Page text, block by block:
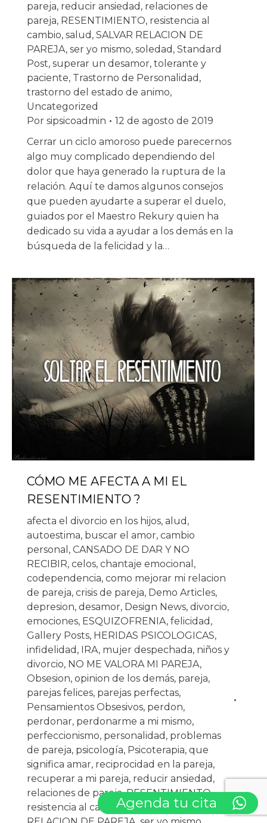
pareja, reducir ansiedad , relaciones de
pareja, RESENTIMIENTO, resistencia al
cambio, salud , SALVAR RELACION DE
PAREJA, ser yo mismo, soledad , Standard
Post, superar un desamor, tolerante y
paciente, Trastorno de Personalidad ,
trastorno del estado de animo,
Uncategorized
Por sipsicoadmin
12 de agosto de 2019
Cerrar un ciclo amoroso puede parecernos
algo muy complicado dependiendo del
dolor que haya generado la ruptura de la
relación. Aquí te damos algunos consejos
que pueden ayudarte a superar el duelo,
guiados por el Maestro Rekury quien ha
dedicado su vida a ayudar a los demás en la
búsqueda de la felicidad y la…
CÓMO ME AFECTA A MI EL
RESENTIMIENTO ?
afecta el divorcio en los hijos, alud ,
autoestima, buscar el amor, cambio
personal , CANSADO DE DAR Y NO
RECIBIR, celos, chantaje emocional ,
codependencia, como mejorar mi relacion
de pareja, crisis de pareja, Demo Articles,
depresion, desamor, Design News, divorcio,
emociones, ESQUIZOFRENIA, felicidad ,
Gallery Posts, HERIDAS PSICOLOGICAS,
infidelidad , IRA, mujer despechada, niños y
divorcio, NO ME VALORA MI PAREJA,
Obsesion, opinion de los demás, pareja,
parejas felices, parejas perfectas,
Pensamientos Obsesivos, perdon,
perdonar, perdonarme a mi mismo,
perfeccionismo, personalidad , problemas
de pareja, psicología, Psicoterapia, que
significa amar, reciprocidad en la pareja,
recuperar a mi pareja, reducir ansiedad ,
relaciones de pareja,RESENTIMIENTO,
resistencia al cambio,salud,SALVAR
Agenda tu cita